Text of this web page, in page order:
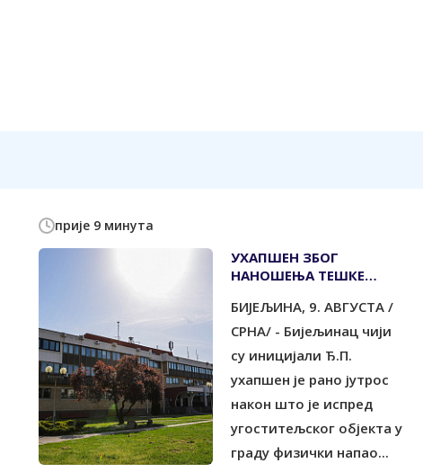
прије 9 минута
УХАПШЕН ЗБОГ
НАНОШЕЊА ТЕШКЕ
БИЈЕЉИНА, 9. АВГУСТА /
СРНА/ - Бијељинац чији
су иницијали Ђ.П.
ухапшен је рано јутрос
након што је испред
угоститељског објекта у
граду физички напао...